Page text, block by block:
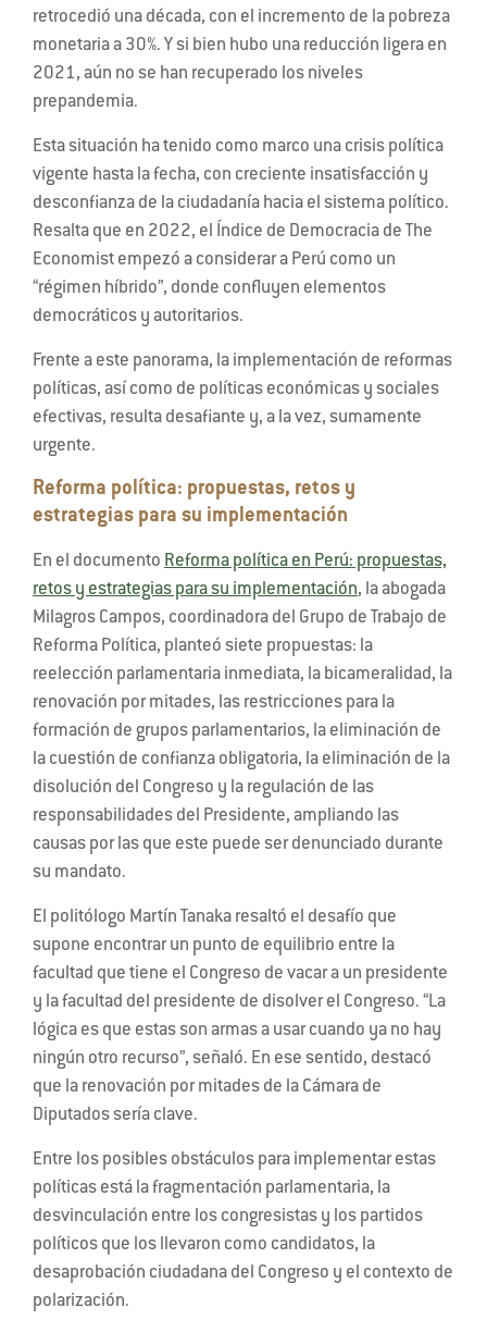
retrocedió una década, con el incremento de la pobreza
monetaria a 30%. Y si bien hubo una reducción ligera en
2021, aún no se han recuperado los niveles
prepandemia.
Esta situación ha tenido como marco una crisis política
vigente hasta la fecha, con creciente insatisfacción y
desconfianza de la ciudadanía hacia el sistema político.
Resalta que en 2022, el Índice de Democracia de The
Economist empezó a considerar a Perú como un
“régimen híbrido”, donde confluyen elementos
democráticos y autoritarios.
Frente a este panorama, la implementación de reformas
políticas, así como de políticas económicas y sociales
efectivas, resulta desafiante y, a la vez, sumamente
urgente.
Reforma política: propuestas, retos y
estrategias para su implementación
En el documento Reforma política en Perú: propuestas,
retos y estrategias para su implementación, la abogada
Milagros Campos, coordinadora del Grupo de Trabajo de
Reforma Política, planteó siete propuestas: la
reelección parlamentaria inmediata, la bicameralidad, la
renovación por mitades, las restricciones para la
formación de grupos parlamentarios, la eliminación de
la cuestión de confianza obligatoria, la eliminación de la
disolución del Congreso y la regulación de las
responsabilidades del Presidente, ampliando las
causas por las que este puede ser denunciado durante
su mandato.
El politólogo Martín Tanaka resaltó el desafío que
supone encontrar un punto de equilibrio entre la
facultad que tiene el Congreso de vacar a un presidente
y la facultad del presidente de disolver el Congreso. “La
lógica es que estas son armas a usar cuando ya no hay
ningún otro recurso”, señaló. En ese sentido, destacó
que la renovación por mitades de la Cámara de
Diputados sería clave.
Entre los posibles obstáculos para implementar estas
políticas está la fragmentación parlamentaria, la
desvinculación entre los congresistas y los partidos
políticos que los llevaron como candidatos, la
desaprobación ciudadana del Congreso y el contexto de
polarización.